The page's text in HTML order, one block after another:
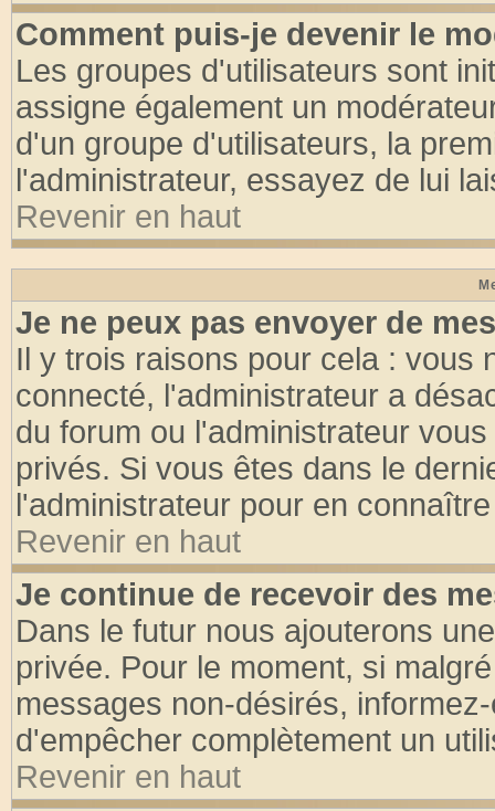
Comment puis-je devenir le
Les groupes d'utilisateurs sont
assigne également un
d'un groupe d'utilisateurs, la
l'administrateur, essayez de lui
Revenir en haut
Je ne peux pas envoyer de
Il y trois raisons pour cela : vous
connecté, l'administrateur a
du forum ou l'administrateur
privés. Si vous êtes dans le
l'administrateur pour en
Revenir en haut
Je continue de recevoir des
Dans le futur nous ajouterons
privée. Pour le moment, si
messages non-désirés,
d'empêcher complètement un
Revenir en haut